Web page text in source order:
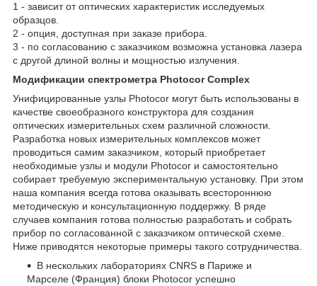
1 - зависит от оптических характеристик исследуемых
образцов.
2 - опция, доступная при заказе прибора.
3 - по согласованию с заказчиком возможна установка лазера
с другой длиной волны и мощностью излучения.
Модификации спектрометра Photocor Complex
Унифицированные узлы Photocor могут быть использованы в
качестве своеобразного конструктора для создания
оптических измерительных схем различной сложности.
Разработка новых измерительных комплексов может
проводиться самим заказчиком, который приобретает
необходимые узлы и модули Photocor и самостоятельно
собирает требуемую экспериментальную установку. При этом
наша компания всегда готова оказывать всестороннюю
методическую и консультационную поддержку. В ряде
случаев компания готова полностью разработать и собрать
прибор по согласованной с заказчиком оптической схеме.
Ниже приводятся некоторые примеры такого сотрудничества.
В нескольких лабораториях CNRS в Париже и
Марселе (Франция) блоки Photocor успешно